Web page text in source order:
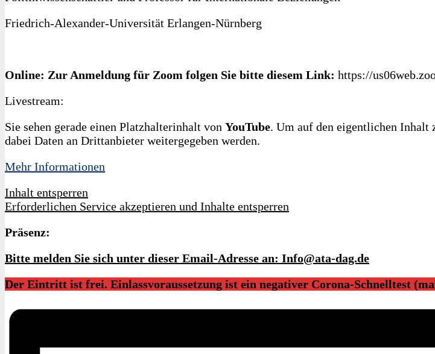
Friedrich-Alexander-Universität Erlangen-Nürnberg
Online: Zur Anmeldung für Zoom folgen Sie bitte diesem Link: https://
Livestream:
Sie sehen gerade einen Platzhalterinhalt von YouTube. Um auf den eigentlichen Inhalt
dabei Daten an Drittanbieter weitergegeben werden.
Mehr Informationen
Inhalt entsperren
Erforderlichen Service akzeptieren und Inhalte entsperren
Präsenz:
Bitte melden Sie sich unter dieser Email-Adresse an: Info@ata-dag.de
Der Eintritt ist frei. Einlassvoraussetzung ist ein negativer Corona-Schnelltest